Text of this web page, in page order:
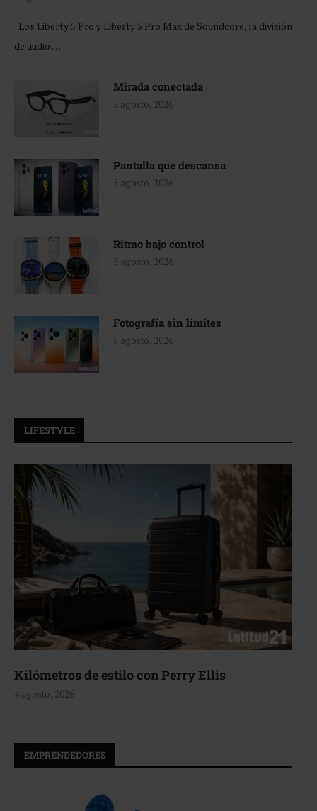
Los Liberty 5 Pro y Liberty 5 Pro Max de Soundcore, la división
de audio …
Mirada conectada
5 agosto, 2026
Pantalla que descansa
5 agosto, 2026
Ritmo bajo control
5 agosto, 2026
Fotografía sin límites
5 agosto, 2026
LIFESTYLE
Aerie, texturas que fluyen
4 agosto, 2026
EMPRENDEDORES